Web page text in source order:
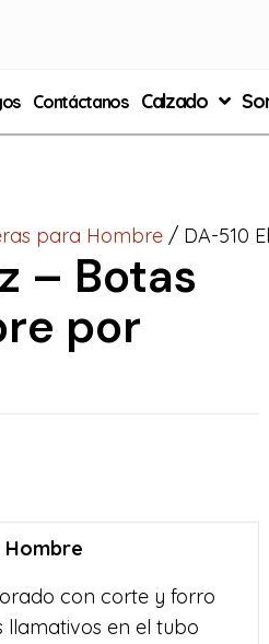
Contáctanos Calzado
para Hombre / DA-510
– Botas
por
Hombre
con corte y forro
llamativos en el tubo